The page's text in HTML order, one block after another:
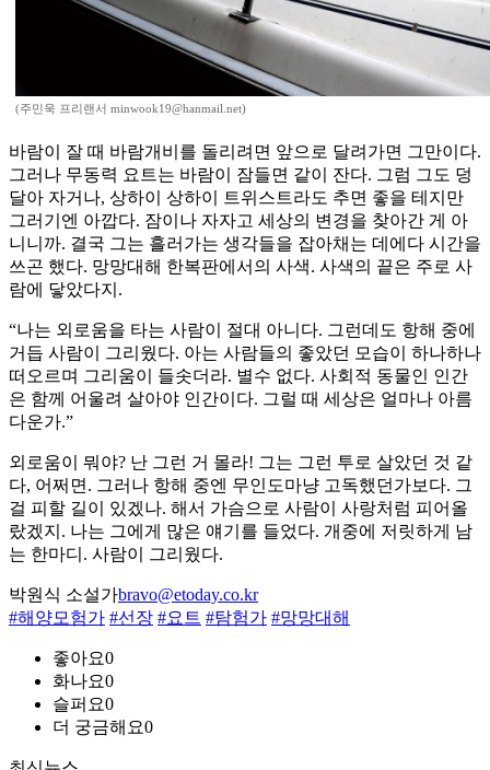
(주민욱 프리랜서 minwook19@hanmail.net)
바람이 잘 때 바람개비를 돌리려면 앞으로 달려가면 그만이다.
그러나 무동력 요트는 바람이 잠들면 같이 잔다. 그럼 그도 덩
달아 자거나, 상하이 상하이 트위스트라도 추면 좋을 테지만
그러기엔 아깝다. 잠이나 자자고 세상의 변경을 찾아간 게 아
니니까. 결국 그는 흘러가는 생각들을 잡아채는 데에다 시간을
쓰곤 했다. 망망대해 한복판에서의 사색. 사색의 끝은 주로 사
람에 닿았다지.
“나는 외로움을 타는 사람이 절대 아니다. 그런데도 항해 중에
거듭 사람이 그리웠다. 아는 사람들의 좋았던 모습이 하나하나
떠오르며 그리움이 들솟더라. 별수 없다. 사회적 동물인 인간
은 함께 어울려 살아야 인간이다. 그럴 때 세상은 얼마나 아름
다운가.”
외로움이 뭐야? 난 그런 거 몰라! 그는 그런 투로 살았던 것 같
다, 어쩌면. 그러나 항해 중엔 무인도마냥 고독했던가보다. 그
걸 피할 길이 있겠나. 해서 가슴으로 사람이 사랑처럼 피어올
랐겠지. 나는 그에게 많은 얘기를 들었다. 개중에 저릿하게 남
는 한마디. 사람이 그리웠다.
박원식 소설가bravo@etoday.co.kr
#해양모험가 #선장 #요트 #탐험가 #망망대해
좋아요0
화나요0
슬퍼요0
더 궁금해요0